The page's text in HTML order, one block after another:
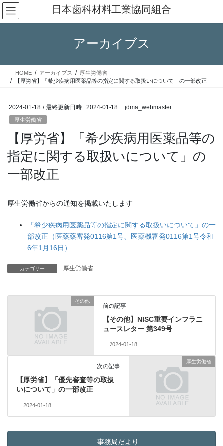
コ
ン
テ
ス
ナ
ビ
ゲ
ン
日本歯科材料工業協同組合
アーカイブス
HOME アーカイブス
厚生労働省
【厚労省】「希少疾病用医薬品等の指定に関する取扱いについて」の一部改正
2024-01-18 / 最終更新日時 : 2024-01-18 jdma_webmaster
厚生労働省
【厚労省】「希少疾病用医薬品等の
指定に関する取扱いについて」の
一部改正
厚生労働省からの通知を掲載いたします
「希少疾病用医薬品等の指定に関する取扱いについて」の一
部改正（医薬薬審発0116第1号、医薬機審発0116第1号令和
6年1月16日）
カテゴリー 厚生労働省
その他
前の記事
【その他】NISC重要インフラニ
ュースレター 第349号
2024-01-18
厚生労働省
次の記事
【厚労省】「優先審査等の取扱
いについて」の一部改正
2024-01-18
事務局だより